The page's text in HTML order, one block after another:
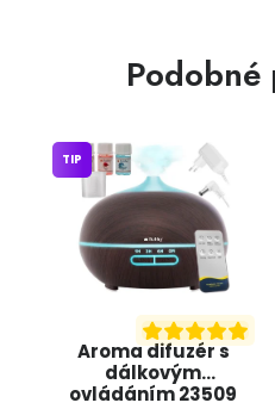
Aroma difuzér s
dálkovým
ovládáním 23509
TIP